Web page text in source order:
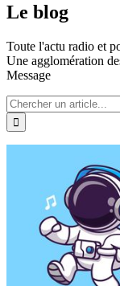
Le blog
Toute l'actu radio et
Une agglomération
Message